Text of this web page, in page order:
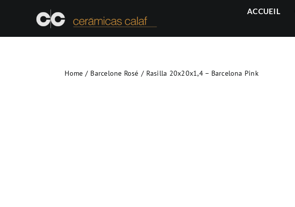
ACCUEIL
Home Barcelone Rosé Rasilla 20x20x1,4 – Barcelona Pink